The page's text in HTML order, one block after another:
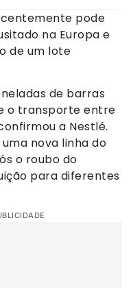
pode
na Europa e
de um lote
de barras
o transporte entre
a Nestlé.
uma nova linha do
o roubo do
para diferentes